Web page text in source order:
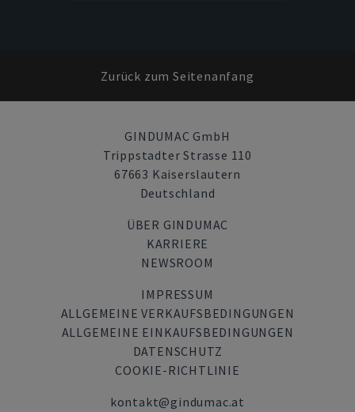
Zurück zum Seitenanfang
GINDUMAC GmbH
Trippstadter Strasse 110
67663 Kaiserslautern
Deutschland
ÜBER GINDUMAC
KARRIERE
NEWSROOM
IMPRESSUM
ALLGEMEINE VERKAUFSBEDINGUNGEN
ALLGEMEINE EINKAUFSBEDINGUNGEN
DATENSCHUTZ
COOKIE-RICHTLINIE
kontakt@gindumac.at